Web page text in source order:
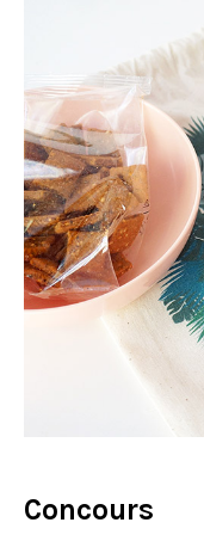
Concours